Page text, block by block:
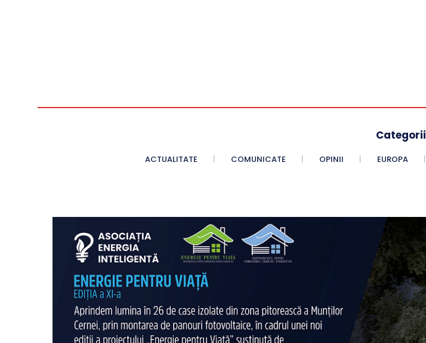
Categorii
ACTUALITATE COMUNICATE OPINII EUROPA